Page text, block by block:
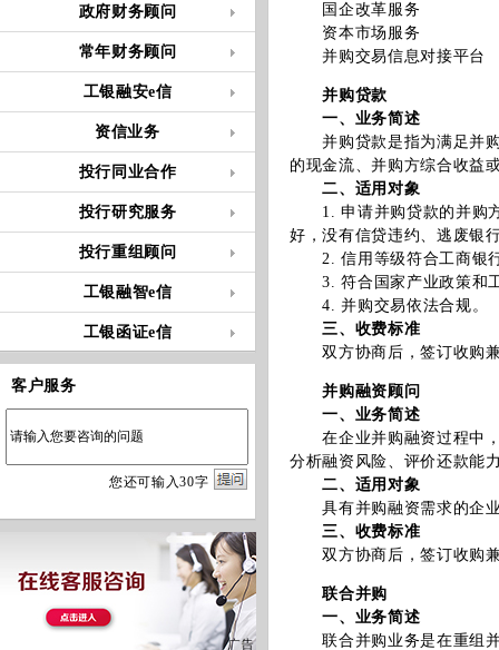
政府财务顾问
常年财务顾问
工银融安e信
资信业务
投行同业合作
投行研究服务
投行重组顾问
工银融智e信
工银函证e信
客户服务
您还可输入30字
国企改革服务
资本市场服务
并购交易信息对接平台
并购贷款
一、业务简述
并购贷款是指为满足并购
的现金流、并购方综合收益
二、适用对象
1. 申请并购贷款的并购方
好，没有信贷违约、逃废银
2. 信用等级符合工商银
3. 符合国家产业政策和工
4. 并购交易依法合规。
三、收费标准
双方协商后，签订收购兼
并购融资顾问
一、业务简述
在企业并购融资过程中，
分析融资风险、评价还款能
二、适用对象
具有并购融资需求的企业
三、收费标准
双方协商后，签订收购兼
联合并购
一、业务简述
联合并购业务是在重组并